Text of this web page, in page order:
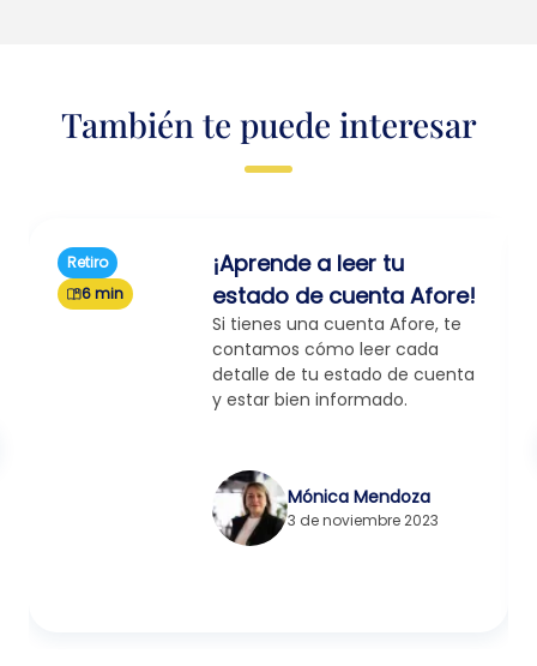
También te puede interesar
Retiro
6 min
¡Aprende a leer tu
estado de cuenta Afore!
Si tienes una cuenta Afore, te
contamos cómo leer cada
detalle de tu estado de cuenta
y estar bien informado.
Mónica Mendoza
3 de noviembre 2023